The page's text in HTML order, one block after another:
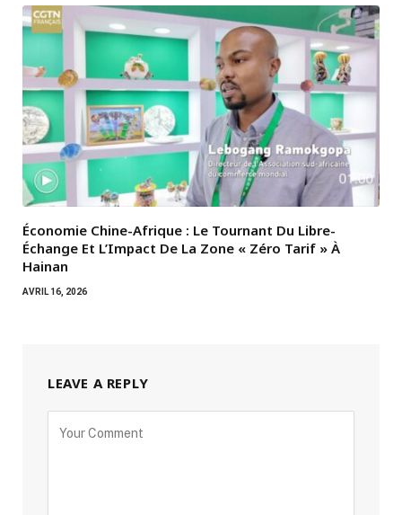
Économie Chine-Afrique : Le Tournant Du Libre-
Échange Et L’Impact De La Zone « Zéro Tarif » À
Hainan
AVRIL 16, 2026
LEAVE A REPLY